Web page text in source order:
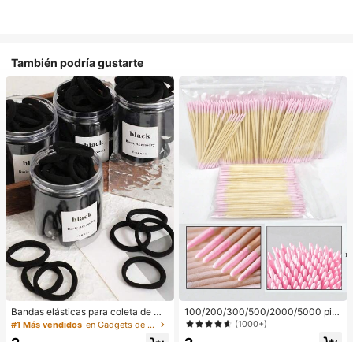
También podría gustarte
Bandas elásticas para coleta de mu
jer, bandas para el cabello, accesori
os para el cabello, bandas deportiv
#1 Más vendidos en Gadgets de baño favoritos de los clientes Apara
100/200/300/500/2000/5000 pie
zas/20 piezas Palitos aplicadores d
e esmalte de uñas de doble extrem
(1000+)